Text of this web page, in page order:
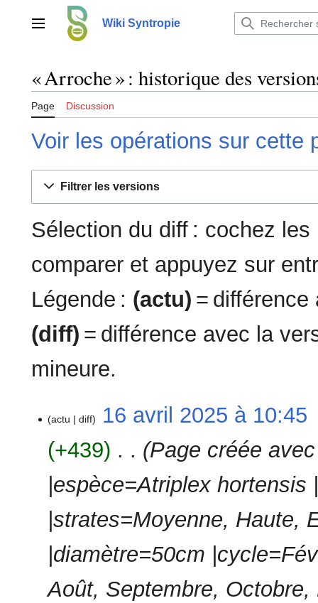
contenuMenu principalWiki Syntropie
« Arroche » : historique des
Page Discussion
Voir les opérations sur cette
Filtrer les versions
Sélection du diff : cochez
comparer et appuyez sur
Légende : (actu) =
(diff) = différence avec la
mineure.
avril
2025
actu diff 16 avril 2025 à 10:45
+439
Page créée
|espèce=Atriplex
|strates=Moyenne, Haute,
|diamètre=50cm
Août, Septembre,